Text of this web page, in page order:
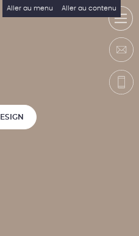
Aller au menu Aller au contenu